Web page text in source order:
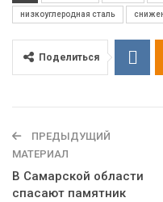
низкоуглеродная сталь
Поделиться
ПРЕДЫДУЩИЙ
МАТЕРИАЛ
В Самарской области
спасают памятник